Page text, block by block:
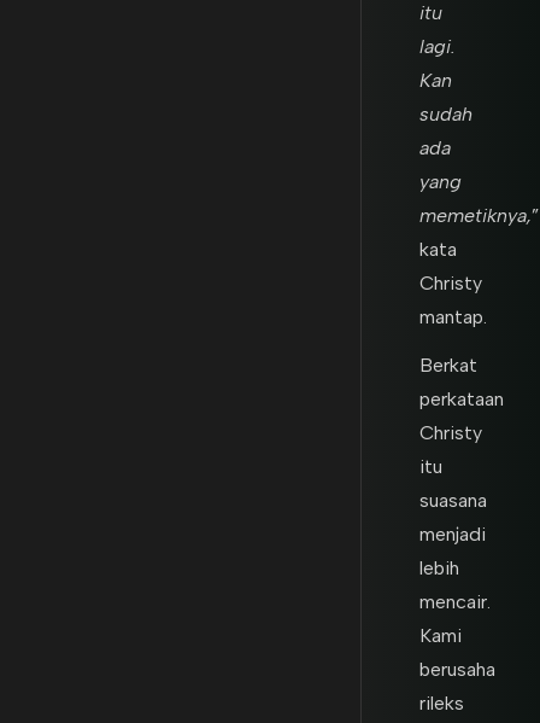
itu
lagi.
Kan
sudah
ada
yang
memetiknya,”
kata
Christy
mantap.
Berkat
perkataan
Christy
itu
suasana
menjadi
lebih
mencair.
Kami
berusaha
rileks